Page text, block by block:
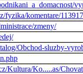
fyzika/komentare/
zmeny/
Obchod-sluzby-
Kultura/Ko.....as/